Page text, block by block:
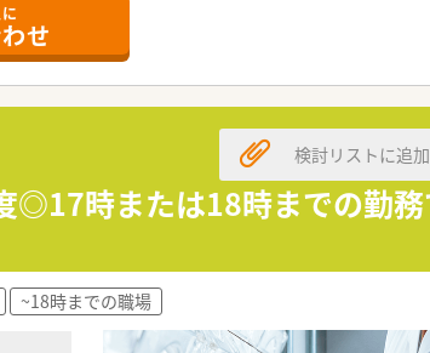
せ
◎17時または18時までの勤
検討リストに追加
~18時までの職場